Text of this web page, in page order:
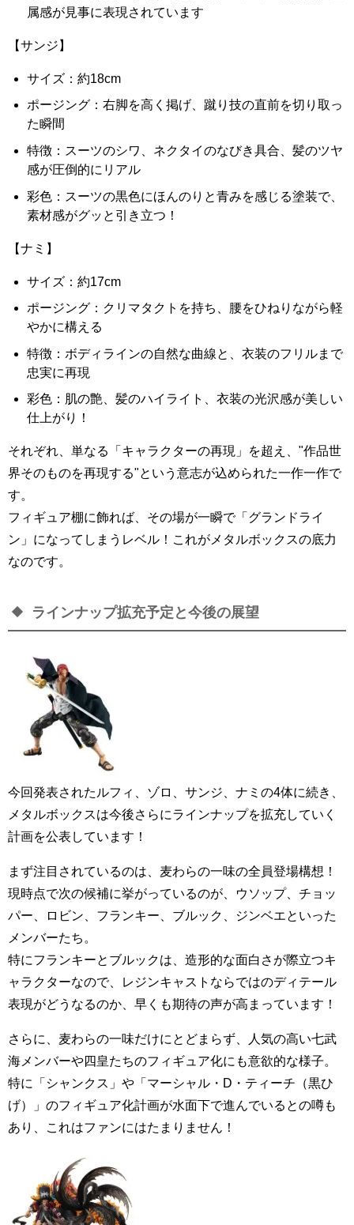
属感が見事に表現されています
【サンジ】
サイズ：約18cm
ポージング：右脚を高く掲げ、蹴り技の直前を切り取っ
た瞬間
特徴：スーツのシワ、ネクタイのなびき具合、髪のツヤ
感が圧倒的にリアル
彩色：スーツの黒色にほんのりと青みを感じる塗装で、
素材感がグッと引き立つ！
【ナミ】
サイズ：約17cm
ポージング：クリマタクトを持ち、腰をひねりながら軽
やかに構える
特徴：ボディラインの自然な曲線と、衣装のフリルまで
忠実に再現
彩色：肌の艶、髪のハイライト、衣装の光沢感が美しい
仕上がり！
それぞれ、単なる「キャラクターの再現」を超え、"作品世
界そのものを再現する"という意志が込められた一作一作で
す。
フィギュア棚に飾れば、その場が一瞬で「グランドライ
ン」になってしまうレベル！これがメタルボックスの底力
なのです。
ラインナップ拡充予定と今後の展望
今回発表されたルフィ、ゾロ、サンジ、ナミの4体に続き、
メタルボックスは今後さらにラインナップを拡充していく
計画を公表しています！
まず注目されているのは、麦わらの一味の全員登場構想！
現時点で次の候補に挙がっているのが、ウソップ、チョッ
パー、ロビン、フランキー、ブルック、ジンベエといった
メンバーたち。
特にフランキーとブルックは、造形的な面白さが際立つキ
ャラクターなので、レジンキャストならではのディテール
表現がどうなるのか、早くも期待の声が高まっています！
さらに、麦わらの一味だけにとどまらず、人気の高い七武
海メンバーや四皇たちのフィギュア化にも意欲的な様子。
特に「シャンクス」や「マーシャル・D・ティーチ（黒ひ
げ）」のフィギュア化計画が水面下で進んでいるとの噂も
あり、これはファンにはたまりません！